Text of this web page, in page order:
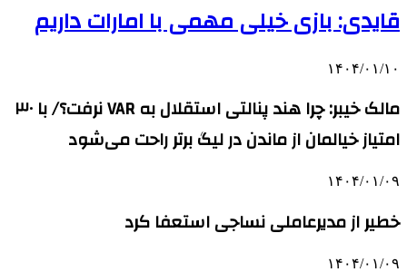
قایدی: بازی خیلی مهمی با امارات داریم
۱۴۰۴/۰۱/۱۰
مالک خیبر: چرا هند پنالتی استقلال به VAR نرفت؟/ با ۳۰
امتیاز خیالمان از ماندن در لیگ برتر راحت می‌شود
۱۴۰۴/۰۱/۰۹
خطیر از مدیرعاملی نساجی استعفا کرد
۱۴۰۴/۰۱/۰۹